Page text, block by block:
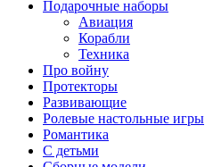
Подарочные наборы
Авиация
Корабли
Техника
Про войну
Протекторы
Развивающие
Ролевые настольные игры
Романтика
С детьми